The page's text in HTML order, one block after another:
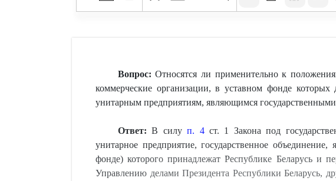
Вопрос: Относятся ли применительно к
коммерческие организации, в уставном фонде
унитарным предприятиям, являющимся
Ответ: В силуп. 4ст. 1 Закона под
унитарное предприятие, государственное
фонде) которого принадлежат Республике Беларусь и
Управлению делами Президента Республики Беларусь,